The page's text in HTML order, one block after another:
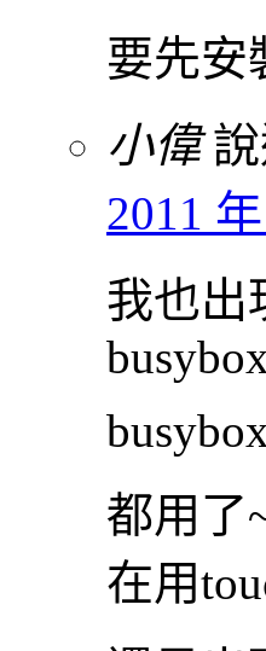
要先安
小偉 說
2011
我也出
都用了
在用